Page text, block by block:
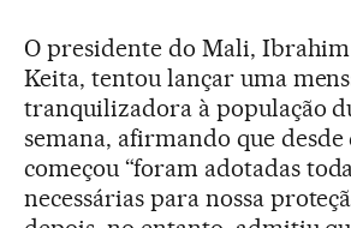
O presidente do Mali,
Keita, tentou lançar uma
tranquilizadora à população
semana, afirmando que
começou “foram adotadas
necessárias para nossa